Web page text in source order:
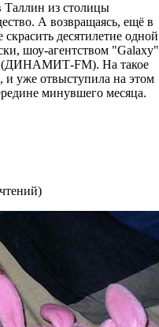
Таллин из столицы
А возвращаясь, ещё в
десятилетие одной
шоу-агентством "Galaxy"
(ДИНАМИТ-FM). На такое
и уже отвыступила на этом
минувшего месяца.
)